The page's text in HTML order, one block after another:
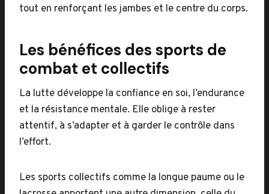
tout en renforçant les jambes et le centre du corps.
Les bénéfices des sports de
combat et collectifs
La lutte développe la confiance en soi, l’endurance
et la résistance mentale. Elle oblige à rester
attentif, à s’adapter et à garder le contrôle dans
l’effort.
Les sports collectifs comme la longue paume ou le